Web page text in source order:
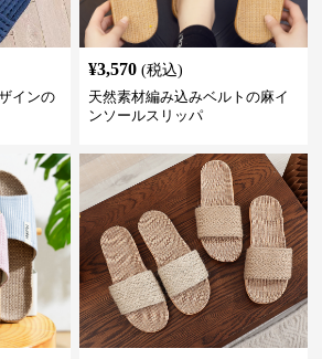
インの
¥3,570 (税込)
天然素材編み込みベルトの麻イ
ンソールスリッパ